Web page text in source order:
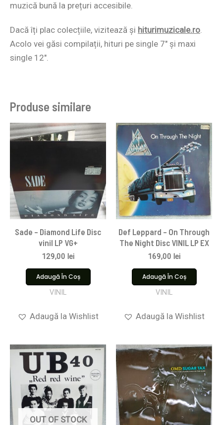
muzică bună la prețuri accesibile.
Dacă îți plac colecțiile, vizitează și hiturimuzicale.ro
Acolo vei găsi compilații, hituri pe single 7″ și maxi
single 12″.
Produse similare
Sade – Diamond Life Disc
vinil LP VG+
129,00 lei
Adaugă În Coș
VINIL
Adaugă la Wishlist
Def Leppard – On Through
The Night Disc VINIL LP EX
169,00 lei
Adaugă În Coș
VINIL
Adaugă la Wishlist
OUT OF STOCK